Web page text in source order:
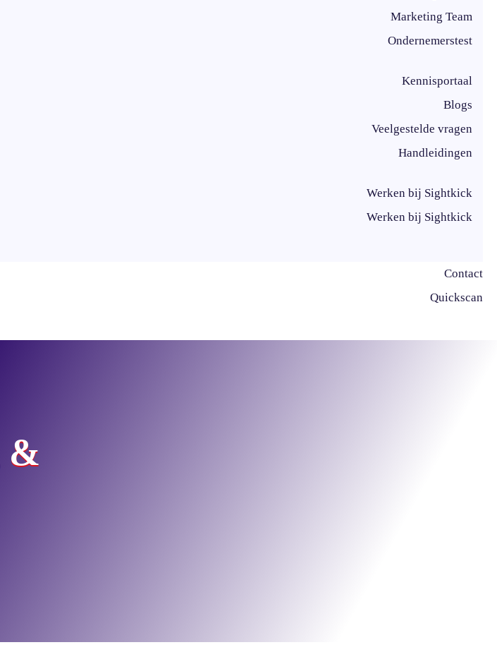
Marketing Team
Ondernemerstest
Kennisportaal
Blogs
Veelgestelde vragen
Handleidingen
Werken bij Sightkick
Werken bij Sightkick
Contact
Quickscan
&